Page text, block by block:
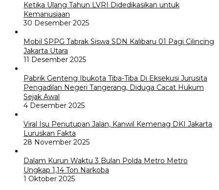
Ketika Ulang Tahun LVRI Didedikasikan untuk
Kemanusiaan
30 Desember 2025
Mobil SPPG Tabrak Siswa SDN Kalibaru 01 Pagi Cilincing
Jakarta Utara
11 Desember 2025
Pabrik Genteng Ibukota Tiba-Tiba Di Eksekusi Jurusita
Pengadilan Negeri Tangerang, Diduga Cacat Hukum
Sejak Awal
4 Desember 2025
Viral Isu Penutupan Jalan, Kanwil Kemenag DKI Jakarta
Luruskan Fakta
28 November 2025
Dalam Kurun Waktu 3 Bulan Polda Metro Metro
Ungkap 1,14 Ton Narkoba
1 Oktober 2025